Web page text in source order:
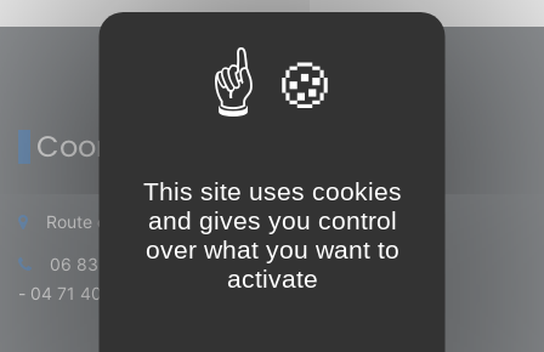
Coordonnées
Route de Tourniac 15700 Pleaux
06 83 50 64 87
- 04 71 40 42 99
This site uses cookies
and gives you control
over what you want to
activate